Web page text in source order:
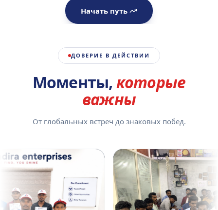
Начать путь
ДОВЕРИЕ В ДЕЙСТВИИ
Моменты, которые
важны
От глобальных встреч до знаковых побед.